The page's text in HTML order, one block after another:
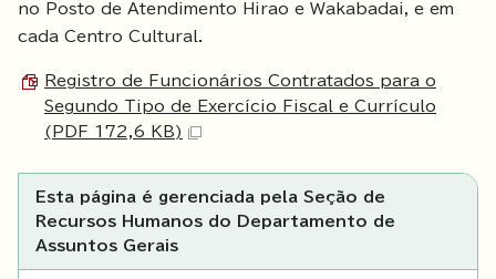
no Posto de Atendimento Hirao e Wakabadai, e em
cada Centro Cultural.
Registro de Funcionários Contratados para o
Segundo Tipo de Exercício Fiscal e Currículo
(PDF 172,6 KB)
Esta página é gerenciada pela Seção de
Recursos Humanos do Departamento de
Assuntos Gerais